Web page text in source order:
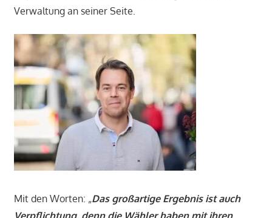
Verwaltung an seiner Seite.
Mit den Worten: „Das großartige Ergebnis ist auch
Verpflichtung, denn die Wähler haben mit ihren